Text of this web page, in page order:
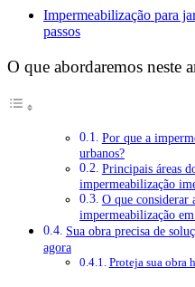
Impermeabilização para
passos
O que abordaremos neste
Por que a
urbanos?
Principais áreas
impermeabilização
O que considerar
impermeabilização
Sua obra precisa de
agora
Proteja sua obra